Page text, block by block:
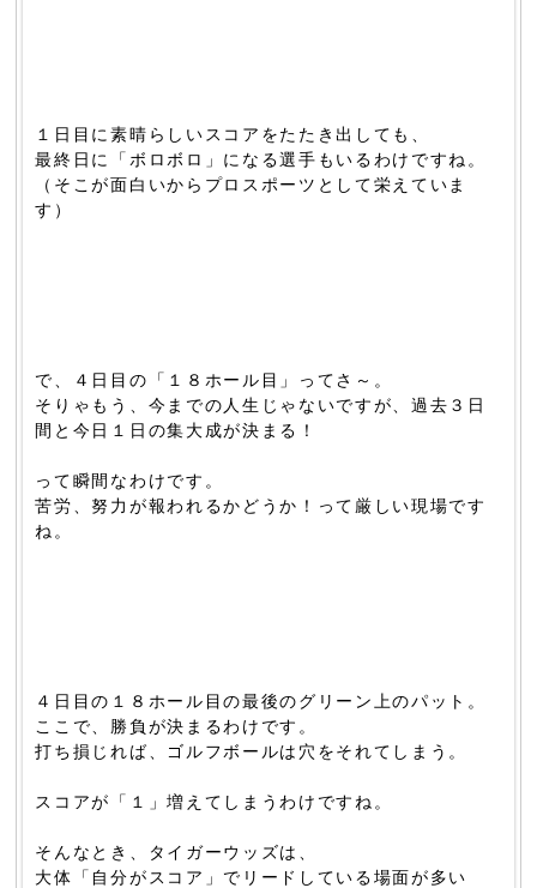
１日目に素晴らしいスコアをたたき出しても、
最終日に「ボロボロ」になる選手もいるわけですね。
（そこが面白いからプロスポーツとして栄えていま
す）
で、４日目の「１８ホール目」ってさ～。
そりゃもう、今までの人生じゃないですが、過去３日
間と今日１日の集大成が決まる！
って瞬間なわけです。
苦労、努力が報われるかどうか！って厳しい現場です
ね。
４日目の１８ホール目の最後のグリーン上のパット。
ここで、勝負が決まるわけです。
打ち損じれば、ゴルフボールは穴をそれてしまう。
スコアが「１」増えてしまうわけですね。
そんなとき、タイガーウッズは、
大体「自分がスコア」でリードしている場面が多い